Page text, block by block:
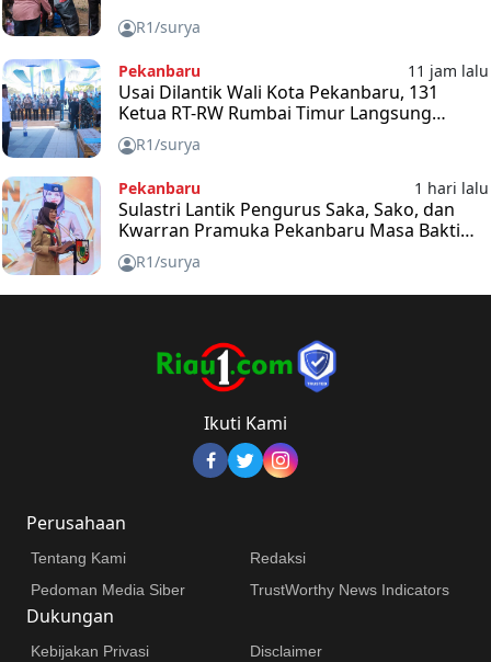
R1/surya
Pekanbaru 11 jam lalu
Usai Dilantik Wali Kota Pekanbaru, 131
Ketua RT-RW Rumbai Timur Langsung
Didorong Kawal Program Rp100 Juta per RW
R1/surya
Pekanbaru 1 hari lalu
Sulastri Lantik Pengurus Saka, Sako, dan
Kwarran Pramuka Pekanbaru Masa Bakti
2025-2030
R1/surya
Ikuti Kami
Perusahaan
Tentang Kami
Redaksi
Pedoman Media Siber
TrustWorthy News Indicators
Dukungan
Kebijakan Privasi
Disclaimer